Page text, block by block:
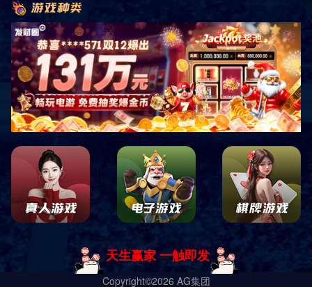
详细信息
套房是指组合成套的房屋，一般带有独立的卫生间或浴室。
上一篇：标准型套房 三
下一篇：标准型套房 五
电话 客服 地图